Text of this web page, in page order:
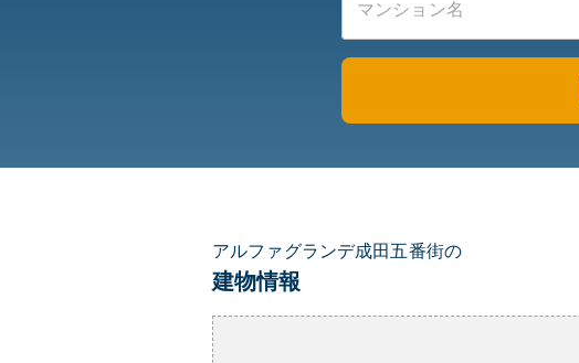
アルファグランデ成田五番街の
建物情報